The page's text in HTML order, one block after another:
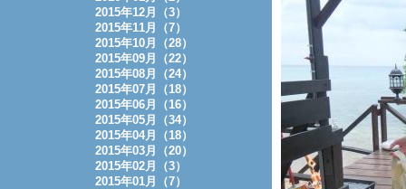
2015年12月（3）
2015年11月（7）
2015年10月（28）
2015年09月（22）
2015年08月（24）
2015年07月（18）
2015年06月（16）
2015年05月（34）
2015年04月（18）
2015年03月（20）
2015年02月（3）
2015年01月（7）